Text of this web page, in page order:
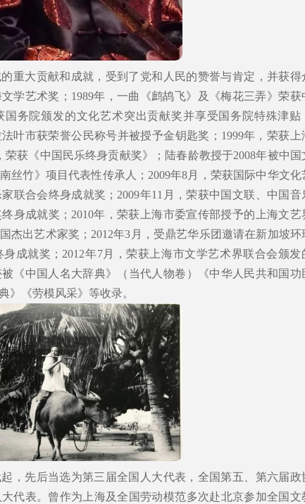
重大贡献和成就，受到了党和人民的赞誉与肯定，并获得
学艺术奖；1989年，一曲《鹧鸪飞》及《梅花三弄》荣获
国务院颁发的文化艺术突出贡献奖并享受国务院特殊津贴
叶市获荣誉公民称号并被授予金钥匙奖；1999年，荣获上
荣获《中国民乐终身贡献奖》；陆春龄教授于2008年被中国
丝竹》项目代表性传承人；2009年8月，荣获国际中华文化
联合会终身成就奖；2009年11月，荣获中国文联、中国音
身成就奖；2010年，荣获上海市委宣传部授予的上海文艺
杰出艺术家奖；2012年3月，受鼎艺华乐团邀请在新加坡环
成就奖；2012年7月，荣获上海市文学艺术界联合会颁发
被《中国人名大辞典》（当代人物卷）《中华人民共和国功
》《劳模风采》等收录。
，先后当选为第三届全国人大代表，全国第五、第六届政
代表。曾作为上海及全国劳动模范多次赴北京参加全国文